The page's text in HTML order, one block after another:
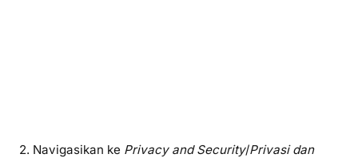
2. Navigasikan ke Privacy and Security/Privasi dan